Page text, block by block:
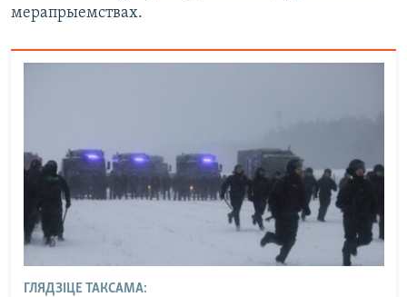
мерапрыемствах.
ГЛЯДЗІЦЕ ТАКСАМА: